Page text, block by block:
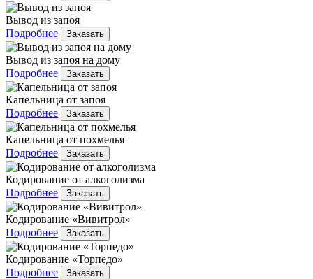
Вывод из запоя
Подробнее
Заказать
Вывод из запоя на дому
Подробнее
Заказать
Капельница от запоя
Подробнее
Заказать
Капельница от похмелья
Подробнее
Заказать
Кодирование от алкоголизма
Подробнее
Заказать
Кодирование «Вивитрол»
Подробнее
Заказать
Кодирование «Торпедо»
Подробнее
Заказать